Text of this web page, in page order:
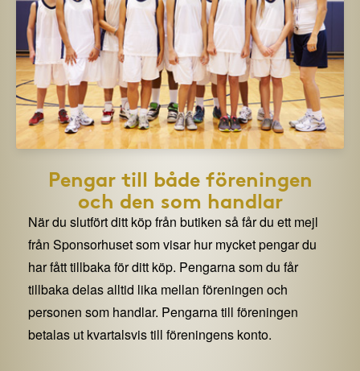
Pengar till både föreningen
och den som handlar
När du slutfört ditt köp från butiken så får du ett mejl
från Sponsorhuset som visar hur mycket pengar du
har fått tillbaka för ditt köp. Pengarna som du får
tillbaka delas alltid lika mellan föreningen och
personen som handlar. Pengarna till föreningen
betalas ut kvartalsvis till föreningens konto.